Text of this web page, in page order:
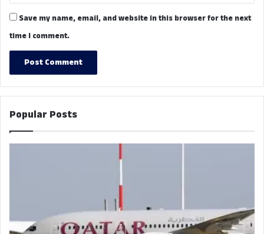
Save my name, email, and website in this browser for the next
time I comment.
Popular Posts